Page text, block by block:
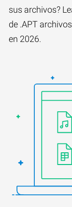
sus archivos?
de .APT
en 2026.